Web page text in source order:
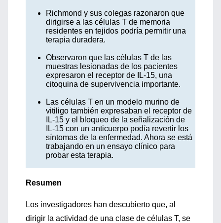
Richmond y sus colegas razonaron que
dirigirse a las células T de memoria
residentes en tejidos podría permitir una
terapia duradera.
Observaron que las células T de las
muestras lesionadas de los pacientes
expresaron el receptor de IL-15, una
citoquina de supervivencia importante.
Las células T en un modelo murino de
vitiligo también expresaban el receptor de
IL-15 y el bloqueo de la señalización de
IL-15 con un anticuerpo podía revertir los
síntomas de la enfermedad. Ahora se está
trabajando en un ensayo clínico para
probar esta terapia.
Resumen
Los investigadores han descubierto que, al
dirigir la actividad de una clase de células T, se